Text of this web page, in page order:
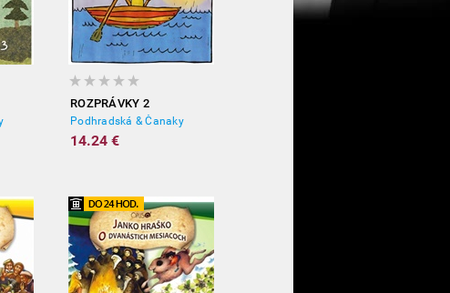
ROZPRÁVKY 2
Podhradská & Čanaky
14.24 €